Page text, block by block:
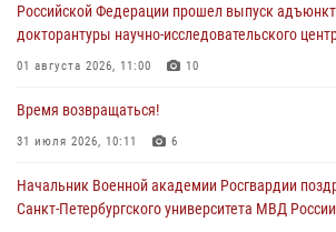
Российской Федерации прошел выпуск
докторантуры научно-исследовательского
01 августа 2026, 11:00 10
Время возвращаться!
31 июля 2026, 10:11 6
Начальник Военной академии Росгвардии
Санкт-Петербургского университета МВД России